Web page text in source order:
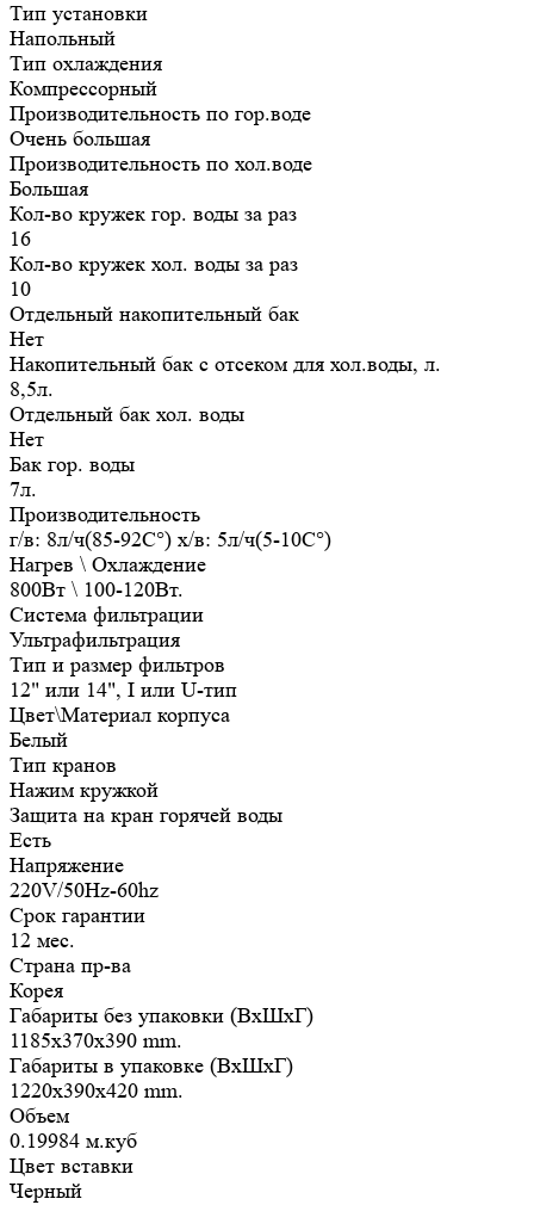
Тип установки
Напольный
Тип охлаждения
Компрессорный
Производительность по гор.воде
Очень большая
Производительность по хол.воде
Большая
Кол-во кружек гор. воды за раз
16
Кол-во кружек хол. воды за раз
10
Отдельный накопительный бак
Нет
Накопительный бак с отсеком для хол.воды, л.
8,5л.
Отдельный бак хол. воды
Нет
Бак гор. воды
7л.
Производительность
г/в: 8л/ч(85-92C°) х/в: 5л/ч(5-10C°)
Нагрев \ Охлаждение
800Вт \ 100-120Вт.
Система фильтрации
Ультрафильтрация
Тип и размер фильтров
12" или 14", I или U-тип
Цвет\Материал корпуса
Белый
Тип кранов
Нажим кружкой
Защита на кран горячей воды
Есть
Напряжение
220V/50Hz-60hz
Срок гарантии
12 мес.
Страна пр-ва
Корея
Габариты без упаковки (ВxШxГ)
1185x370x390 mm.
Габариты в упаковке (ВxШxГ)
1220x390x420 mm.
Объем
0.19984 м.куб
Цвет вставки
Черный